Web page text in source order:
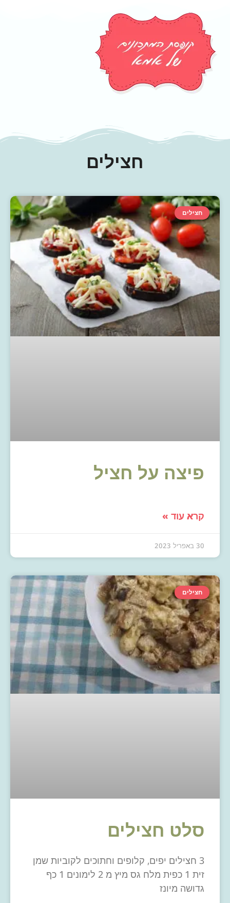
חצילים
חצילים
פיצה על חציל
קרא עוד »
30 באפריל 2023
חצילים
סלט חצילים
3 חצילים יפים, קלופים וחתוכים לקוביות שמן
זית 1 כפית מלח גס מיץ מ 2 לימונים 1 כף
גדושה מיונז